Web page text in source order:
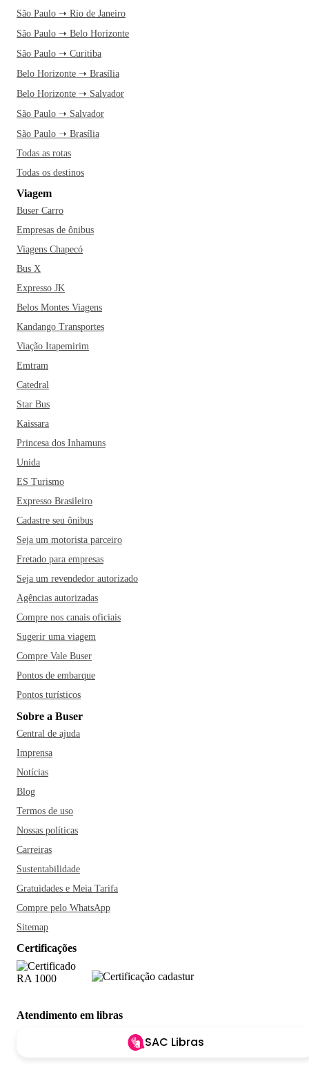
São Paulo ➝ Rio de Janeiro
São Paulo ➝ Belo Horizonte
São Paulo ➝ Curitiba
Belo Horizonte ➝ Brasília
Belo Horizonte ➝ Salvador
São Paulo ➝ Salvador
São Paulo ➝ Brasília
Todas as rotas
Todas os destinos
Viagem
Buser Carro
Empresas de ônibus
Viagens Chapecó
Bus X
Expresso JK
Belos Montes Viagens
Kandango Transportes
Viação Itapemirim
Emtram
Catedral
Star Bus
Kaissara
Princesa dos Inhamuns
Unida
ES Turismo
Expresso Brasileiro
Cadastre seu ônibus
Seja um motorista parceiro
Fretado para empresas
Seja um revendedor autorizado
Agências autorizadas
Compre nos canais oficiais
Sugerir uma viagem
Compre Vale Buser
Pontos de embarque
Pontos turísticos
Sobre a Buser
Central de ajuda
Imprensa
Notícias
Blog
Termos de uso
Nossas políticas
Carreiras
Sustentabilidade
Gratuidades e Meia Tarifa
Compre pelo WhatsApp
Sitemap
Certificações
Atendimento em libras
SAC Libras